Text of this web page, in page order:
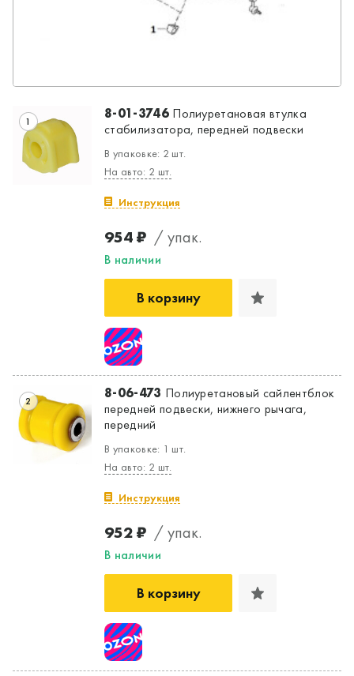
Да, верно
1 8-01-3746Полиуретановая втулка
стабилизатора, передней подвески
В упаковке: 2 шт.
На авто: 2 шт.
Инструкция
954 ₽ / упак.
В наличии
В корзину
2 8-06-473 Полиуретановый сайлентблок
передней подвески, нижнего рычага,
передний
В упаковке: 1 шт.
На авто: 2 шт.
Инструкция
952 ₽ / упак.
В наличии
В корзину